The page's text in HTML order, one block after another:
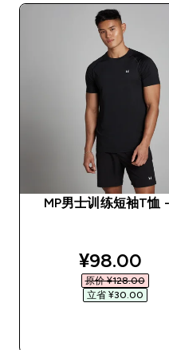
MP男士训练短袖T恤
¥98.00‎
原价 ¥128.00‎
立省 ¥30.00‎